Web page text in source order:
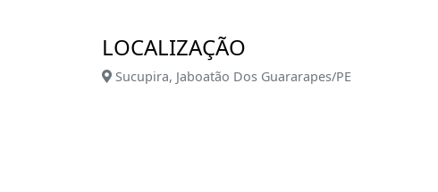
Conquista Jaboatão by Direcional: Muito mais
para você e sua família.
LOCALIZAÇÃO
Sucupira, Jaboatão Dos Guararapes/PE